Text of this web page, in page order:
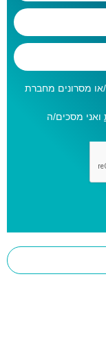
או מסרונים מחברת
ואני מסכים/ה